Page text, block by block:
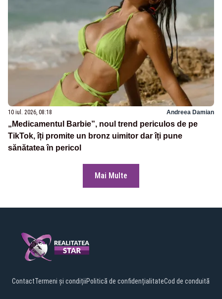
10 iul. 2026, 08:18 Andreea Damian
„Medicamentul Barbie”, noul trend periculos de pe
TikTok, îți promite un bronz uimitor dar îți pune
sănătatea în pericol
Mai Multe
ContactTermeni și condițiiPolitică de confidențialitateCod de conduită